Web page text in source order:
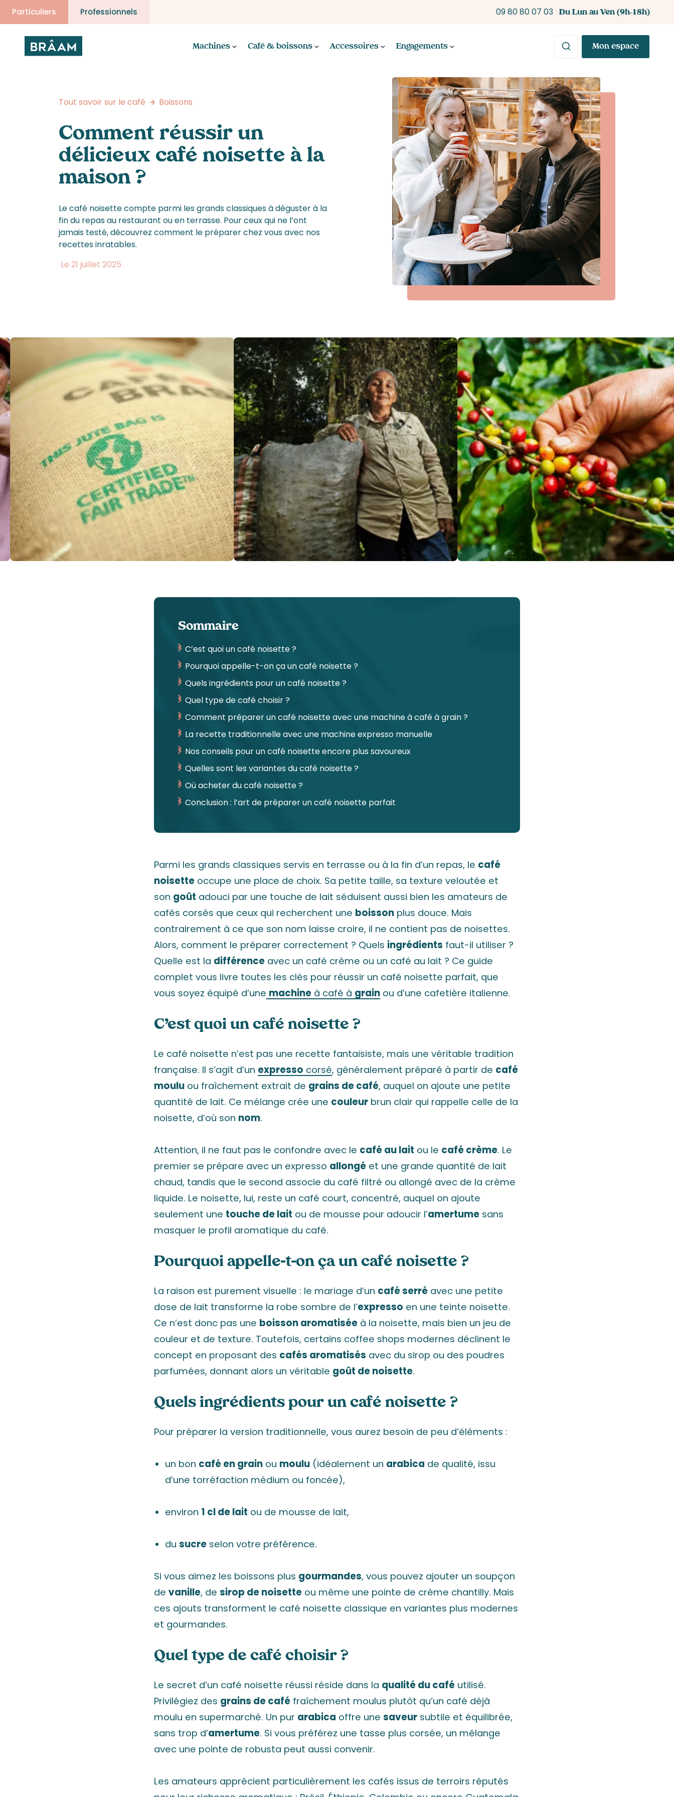
Particuliers Professionnels 09 80 80 07 03 Du Lun au Ven (9h-18h)
Machines Café & boissons Accessoires Engagements Mon espace
Tout savoir sur le café Boissons
Comment réussir un
délicieux café noisette à la
maison ?
Le café noisette compte parmi les grands classiques à déguster à la
fin du repas au restaurant ou en terrasse. Pour ceux qui ne l’ont
jamais testé, découvrez comment le préparer chez vous avec nos
recettes inratables.
Le 21 juillet 2025
Sommaire
C’est quoi un café noisette ?
Pourquoi appelle-t-on ça un café noisette ?
Quels ingrédients pour un café noisette ?
Quel type de café choisir ?
Comment préparer un café noisette avec une machine à café à grain ?
La recette traditionnelle avec une machine expresso manuelle
Nos conseils pour un café noisette encore plus savoureux
Quelles sont les variantes du café noisette ?
Où acheter du café noisette ?
Conclusion : l’art de préparer un café noisette parfait
Parmi les grands classiques servis en terrasse ou à la fin d’un repas, le café
noisette occupe une place de choix. Sa petite taille, sa texture veloutée et
son goût adouci par une touche de lait séduisent aussi bien les amateurs de
cafés corsés que ceux qui recherchent une boisson plus douce. Mais
contrairement à ce que son nom laisse croire, il ne contient pas de noisettes.
Alors, comment le préparer correctement ? Quels ingrédients faut-il utiliser ?
Quelle est la différence avec un café crème ou un café au lait ? Ce guide
complet vous livre toutes les clés pour réussir un café noisette parfait, que
vous soyez équipé d’une machine à café à grain ou d’une cafetière italienne.
C’est quoi un café noisette ?
Le café noisette n’est pas une recette fantaisiste, mais une véritable tradition
française. Il s’agit d’un expresso corsé, généralement préparé à partir de café
moulu ou fraîchement extrait de grains de café, auquel on ajoute une petite
quantité de lait. Ce mélange crée une couleur brun clair qui rappelle celle de la
noisette, d’où son nom.
Attention, il ne faut pas le confondre avec le café au lait ou le café crème. Le
premier se prépare avec un expresso allongé et une grande quantité de lait
chaud, tandis que le second associe du café filtré ou allongé avec de la crème
liquide. Le noisette, lui, reste un café court, concentré, auquel on ajoute
seulement une touche de lait ou de mousse pour adoucir l’amertume sans
masquer le profil aromatique du café.
Pourquoi appelle-t-on ça un café noisette ?
La raison est purement visuelle : le mariage d’un café serré avec une petite
dose de lait transforme la robe sombre de l’expresso en une teinte noisette.
Ce n’est donc pas une boisson aromatisée à la noisette, mais bien un jeu de
couleur et de texture. Toutefois, certains coffee shops modernes déclinent le
concept en proposant des cafés aromatisés avec du sirop ou des poudres
parfumées, donnant alors un véritable goût de noisette.
Quels ingrédients pour un café noisette ?
Pour préparer la version traditionnelle, vous aurez besoin de peu d’éléments :
un bon café en grain ou moulu (idéalement un arabica de qualité, issu
d’une torréfaction médium ou foncée),
environ 1 cl de lait ou de mousse de lait,
dusucre selon votre préférence.
Si vous aimez les boissons plus gourmandes, vous pouvez ajouter un soupçon
de vanille, de sirop de noisette ou même une pointe de crème chantilly. Mais
ces ajouts transforment le café noisette classique en variantes plus modernes
et gourmandes.
Quel type de café choisir ?
Le secret d’un café noisette réussi réside dans la qualité du café utilisé.
Privilégiez des grains de café fraîchement moulus plutôt qu’un café déjà
moulu en supermarché. Un pur arabica offre une saveur subtile et équilibrée,
sans trop d’amertume. Si vous préférez une tasse plus corsée, un mélange
avec une pointe de robusta peut aussi convenir.
Les amateurs apprécient particulièrement les cafés issus de terroirs réputés